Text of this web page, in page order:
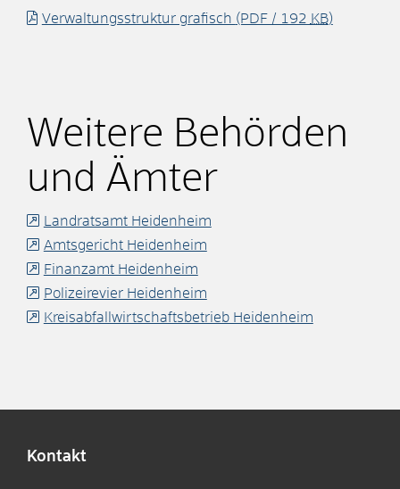
Verwaltungsstruktur grafisch (PDF / 192 KB)
Weitere Behörden
und Ämter
Landratsamt Heidenheim
Amtsgericht Heidenheim
Finanzamt Heidenheim
Polizeirevier Heidenheim
Kreisabfallwirtschaftsbetrieb Heidenheim
Kontakt